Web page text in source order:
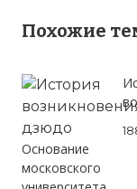
Похожие
Основание
московского
История
Имя: